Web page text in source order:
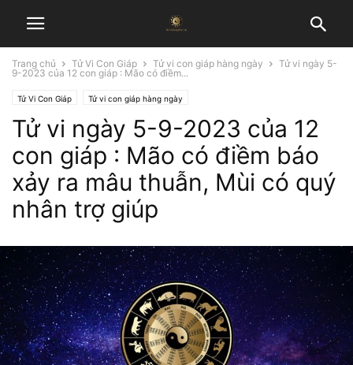
Trang chủ Tử Vi Con Giáp Tử vi con giáp hàng ngày
Tử vi ngày 5-
9-2023 của 12 con giáp : Mão có điềm...
Tử Vi Con Giáp Tử vi con giáp hàng ngày
Tử vi ngày 5-9-2023 của 12
con giáp : Mão có điềm báo
xảy ra mâu thuẫn, Mùi có quý
nhân trợ giúp